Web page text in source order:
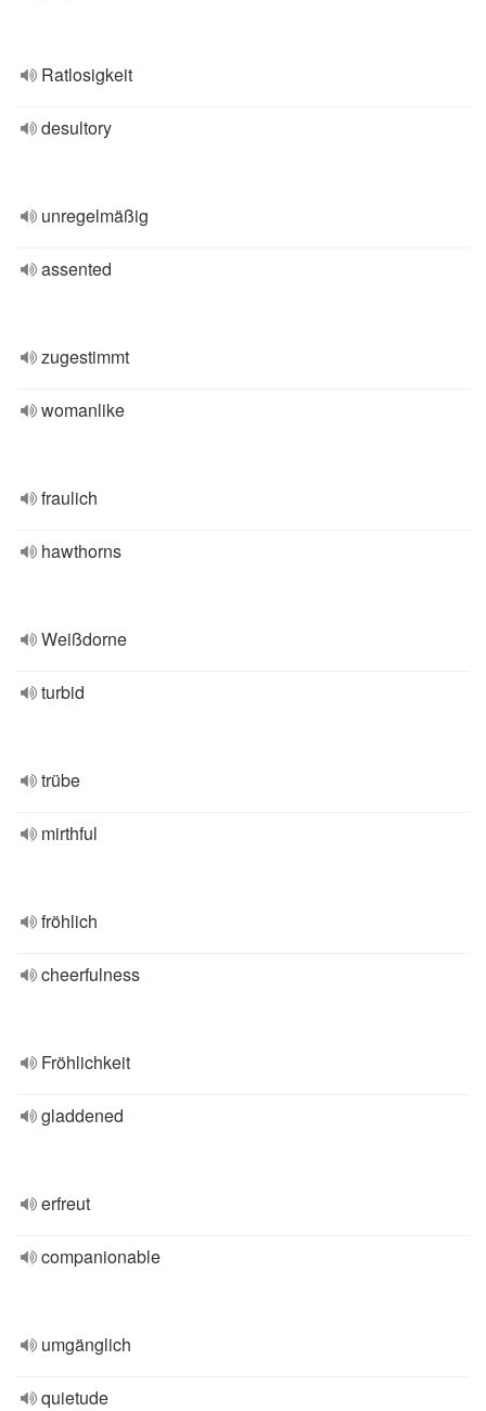
Ratlosigkeit
desultory
unregelmäßig
assented
zugestimmt
womanlike
fraulich
hawthorns
Weißdorne
turbid
trübe
mirthful
fröhlich
cheerfulness
Fröhlichkeit
gladdened
erfreut
companionable
umgänglich
quietude